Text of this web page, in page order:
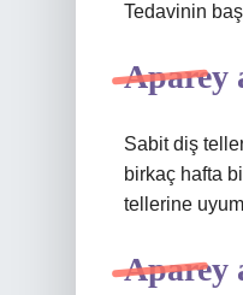
Tedavinin
Aparey
Sabit diş
birkaç hafta
tellerine uyum
Aparey